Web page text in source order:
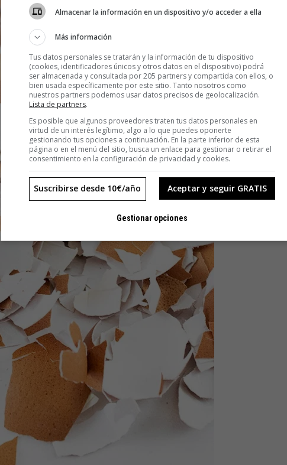
Almacenar la información en un dispositivo y/o acceder a ella
Más información
Tus datos personales se tratarán y la información de tu dispositivo
(cookies, identificadores únicos y otros datos en el dispositivo) podrá
ser almacenada y consultada por 205 partners y compartida con ellos, o
bien usada específicamente por este sitio. Tanto nosotros como
nuestros partners podemos usar datos precisos de geolocalización.
Lista de partners.
Es posible que algunos proveedores traten tus datos personales en
virtud de un interés legítimo, algo a lo que puedes oponerte
gestionando tus opciones a continuación. En la parte inferior de esta
página o en el menú del sitio, busca un enlace para gestionar o retirar el
consentimiento en la configuración de privacidad y cookies.
Aceptar y seguir GRATIS
Suscribirse desde 10€/año
Gestionar opciones